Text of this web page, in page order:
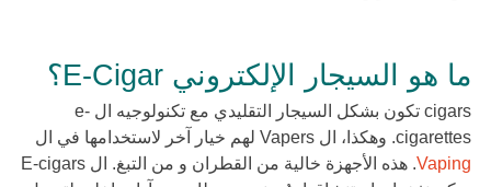
ما هو السيجار الإلكتروني E-Cigar؟
cigars تكون بشكل السيجار التقليدي مع تكنولوجيه ال e-
cigarettes. وهكذا، ال Vapers لهم خيار آخر لاستخدامها في ال
Vaping
. هذه الأجهزة خالية من القطران و من التبغ. ال E-cigars